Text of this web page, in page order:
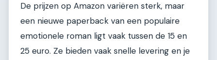
De prijzen op Amazon variëren sterk, maar
een nieuwe paperback van een populaire
emotionele roman ligt vaak tussen de 15 en
25 euro. Ze bieden vaak snelle levering en je